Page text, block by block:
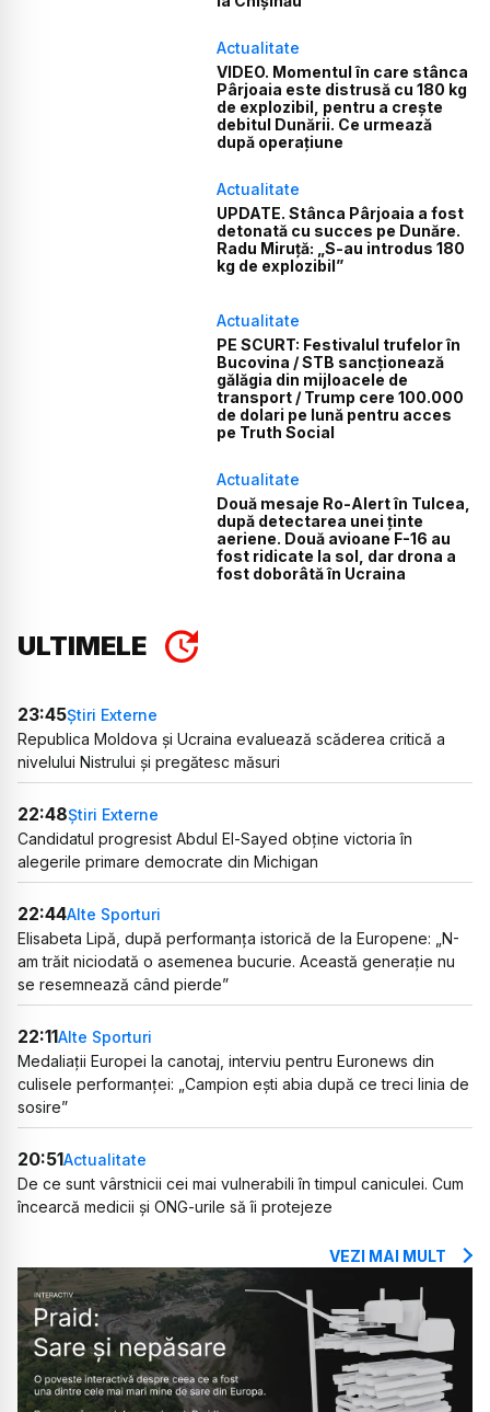
Actualitate
VIDEO. Momentul în care stânca
Pârjoaia este distrusă cu 180 kg
de explozibil, pentru a crește
debitul Dunării. Ce urmează
după operațiune
Actualitate
UPDATE. Stânca Pârjoaia a fost
detonată cu succes pe Dunăre.
Radu Miruță: „S-au introdus 180
kg de explozibil”
Actualitate
PE SCURT: Festivalul trufelor în
Bucovina / STB sancționează
gălăgia din mijloacele de
transport / Trump cere 100.000
de dolari pe lună pentru acces
pe Truth Social
Actualitate
Două mesaje Ro-Alert în Tulcea,
după detectarea unei ținte
aeriene. Două avioane F-16 au
fost ridicate la sol, dar drona a
fost doborâtă în Ucraina
ULTIMELE
23:45Știri Externe
Republica Moldova și Ucraina evaluează scăderea critică a
nivelului Nistrului și pregătesc măsuri
22:48Știri Externe
Candidatul progresist Abdul El-Sayed obține victoria în
alegerile primare democrate din Michigan
22:44Alte Sporturi
Elisabeta Lipă, după performanța istorică de la Europene: „N-
am trăit niciodată o asemenea bucurie. Această generație nu
se resemnează când pierde”
22:11Alte Sporturi
Medaliații Europei la canotaj, interviu pentru Euronews din
culisele performanței: „Campion ești abia după ce treci linia de
sosire”
20:51Actualitate
De ce sunt vârstnicii cei mai vulnerabili în timpul caniculei. Cum
încearcă medicii și ONG-urile să îi protejeze
VEZI MAI MULT